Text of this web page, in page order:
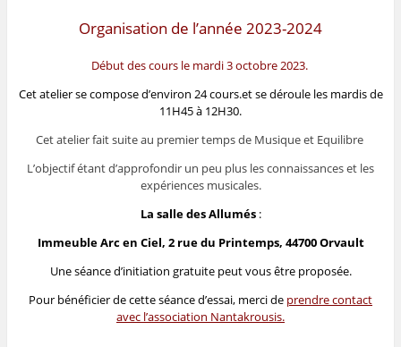
Organisation de l’année 2023-2024
Début des cours le mardi 3 octobre 2023.
Cet atelier se compose d’environ 24 cours.et se déroule les mardis de
11H45 à 12H30.
Cet atelier fait suite au premier temps de Musique et Equilibre
L’objectif étant d’approfondir un peu plus les connaissances et les
expériences musicales.
La salle des Allumés:
Immeuble Arc en Ciel, 2 rue du Printemps, 44700 Orvault
Une séance d’initiation gratuite peut vous être proposée.
Pour bénéficier de cette séance d’essai, merci de prendre contact
avec l’association Nantakrousis.